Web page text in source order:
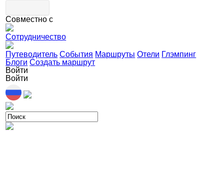
Совместно с
Сотрудничество
Путеводитель События Маршруты Отели Глэмпинг
Блоги Создать маршрут
Войти
Войти